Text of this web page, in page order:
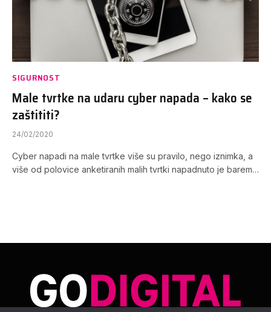
SIGURNOST
Male tvrtke na udaru cyber napada – kako se
zaštititi?
24/02/2020
Cyber napadi na male tvrtke više su pravilo, nego iznimka, a
više od polovice anketiranih malih tvrtki napadnuto je barem…